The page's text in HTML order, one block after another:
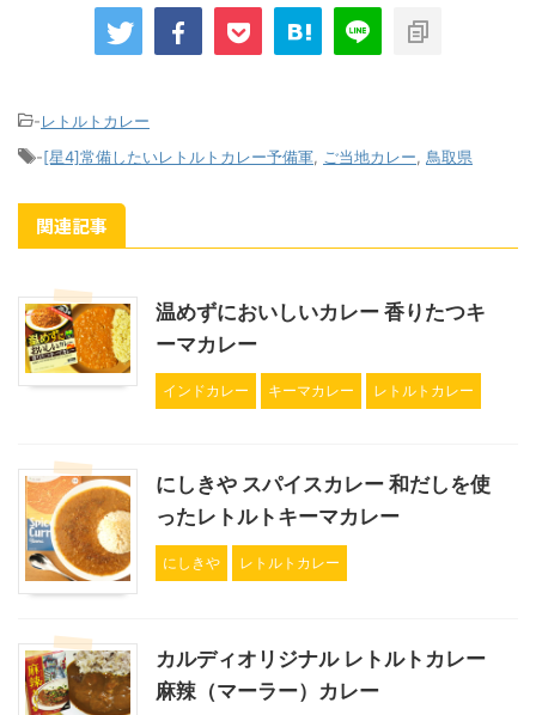
-レトルトカレー
-[星4]常備したいレトルトカレー予備軍 ご当地カレー 鳥取県
関連記事
温めずにおいしいカレー 香りたつキ
ーマカレー
インドカレー キーマカレー レトルトカレー
にしきや スパイスカレー 和だしを使
ったレトルトキーマカレー
にしきや レトルトカレー
カルディオリジナル レトルトカレー
麻辣（マーラー）カレー